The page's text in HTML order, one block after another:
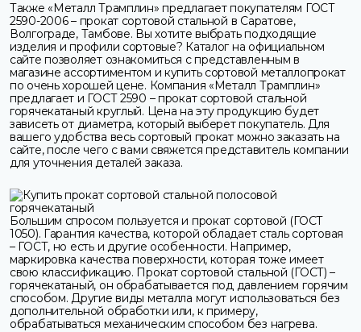
Также «Металл Трамплин» предлагает покупателям ГОСТ
2590-2006 – прокат сортовой стальной в Саратове,
Волгограде, Тамбове. Вы хотите выбрать подходящие
изделия и профили сортовые? Каталог на официальном
сайте позволяет ознакомиться с представленным в
магазине ассортиментом и купить сортовой металлопрокат
по очень хорошей цене. Компания «Металл Трамплин»
предлагает и ГОСТ 2590 – прокат сортовой стальной
горячекатаный круглый. Цена на эту продукцию будет
зависеть от диаметра, который выберет покупатель. Для
вашего удобства весь сортовый прокат можно заказать на
сайте, после чего с вами свяжется представитель компании
для уточнения деталей заказа.
Большим спросом пользуется и прокат сортовой (ГОСТ
1050). Гарантия качества, которой обладает сталь сортовая
– ГОСТ, но есть и другие особенности. Например,
маркировка качества поверхности, которая тоже имеет
свою классификацию. Прокат сортовой стальной (ГОСТ) –
горячекатаный, он обрабатывается под давлением горячим
способом. Другие виды металла могут использоваться без
дополнительной обработки или, к примеру,
обрабатываться механическим способом без нагрева.